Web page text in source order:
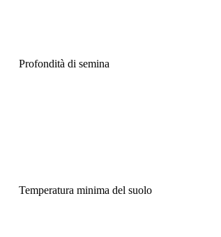
Profondità di semina
Temperatura minima del suolo